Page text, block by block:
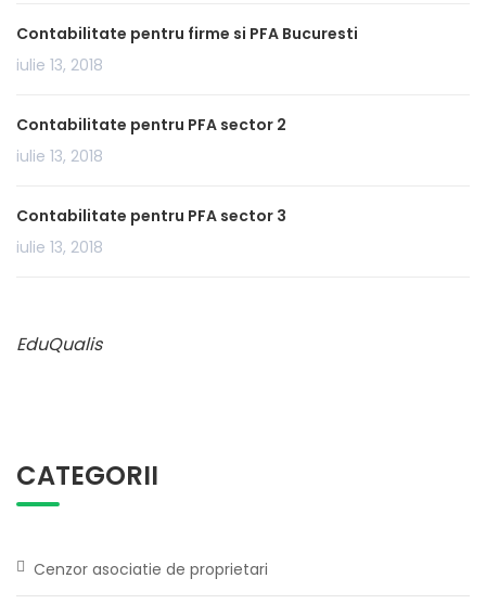
Contabilitate pentru firme si PFA Bucuresti
iulie 13, 2018
Contabilitate pentru PFA sector 2
iulie 13, 2018
Contabilitate pentru PFA sector 3
iulie 13, 2018
EduQualis
CATEGORII
Cenzor asociatie de proprietari